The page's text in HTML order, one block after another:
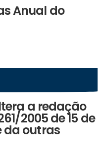
Anual do
a redação
2005 de 15 de
da outras